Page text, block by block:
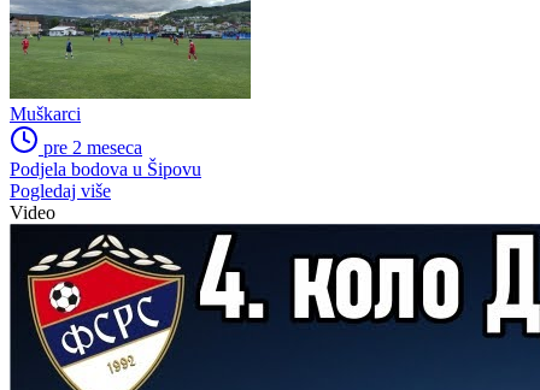
Muškarci
pre 2 meseca
Podjela bodova u Šipovu
Pogledaj više
Video